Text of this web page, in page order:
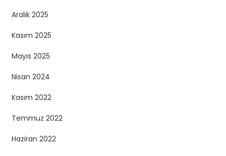
Aralık 2025
Kasım 2025
Mayıs 2025
Nisan 2024
Kasım 2022
Temmuz 2022
Haziran 2022